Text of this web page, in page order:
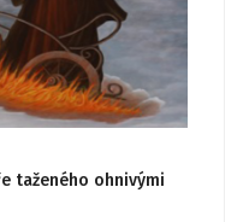
taženého ohnivými